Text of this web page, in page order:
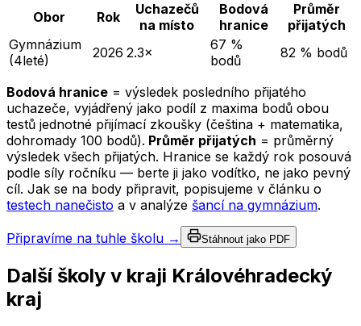
Obor Rok
Uchazečů
na místo
Bodová
hranice
Průměr
přijatých
Gymnázium
(4leté)
2026 2.3×
67 %
bodů
82 % bodů
Bodová hranice = výsledek posledního přijatého
uchazeče, vyjádřený jako podíl z maxima bodů obou
testů jednotné přijímací zkoušky (čeština + matematika,
dohromady 100 bodů). Průměr přijatých = průměrný
výsledek všech přijatých. Hranice se každý rok posouvá
podle síly ročníku — berte ji jako vodítko, ne jako pevný
cíl. Jak se na body připravit, popisujeme v článku o
testech nanečisto a v analýze šancí na gymnázium.
Připravíme na tuhle školu → Stáhnout jako PDF
Další školy v kraji Královéhradecký
kraj